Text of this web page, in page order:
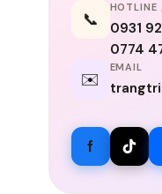
📞
HOTLINE
0931
0774
✉️
EMAIL
f